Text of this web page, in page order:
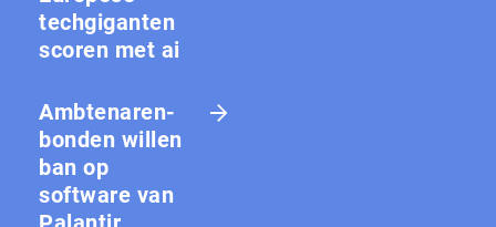
techgiganten
scoren met ai
Amb­te­na­ren­
bon­den willen
ban op
software van